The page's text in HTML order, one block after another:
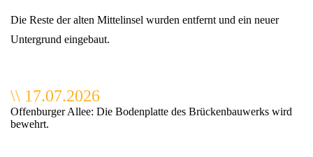
Die Reste der alten Mittelinsel wurden entfernt und ein neuer
Untergrund eingebaut.
\\ 17.07.2026
Offenburger Allee: Die Bodenplatte des Brückenbauwerks wird
bewehrt.